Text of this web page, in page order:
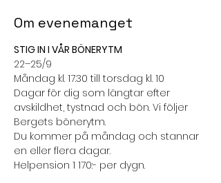
Om evenemanget
STIG IN I VÅR BÖNERYTM
22–25/9
Måndag kl. 17.30 till torsdag kl. 10
Dagar för dig som längtar efter
avskildhet, tystnad och bön. Vi följer
Bergets bönerytm.
Du kommer på måndag och stannar
en eller flera dagar.
Helpension 1 170:- per dygn.